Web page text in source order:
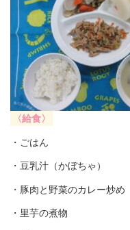
〈給食〉
・ごはん
・豆乳汁（かぼちゃ）
・豚肉と野菜のカレー炒め
・里芋の煮物